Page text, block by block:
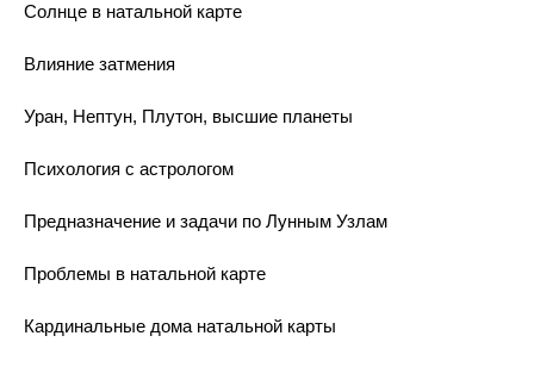
Солнце в натальной карте
Влияние затмения
Уран, Нептун, Плутон, высшие планеты
Психология с астрологом
Предназначение и задачи по Лунным Узлам
Проблемы в натальной карте
Кардинальные дома натальной карты